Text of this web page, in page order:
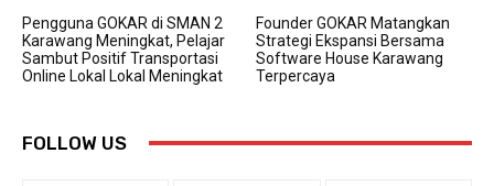
Pengguna GOKAR di SMAN 2
Karawang Meningkat, Pelajar
Sambut Positif Transportasi
Online Lokal Lokal Meningkat
Founder GOKAR Matangkan
Strategi Ekspansi Bersama
Software House Karawang
Terpercaya
FOLLOW US